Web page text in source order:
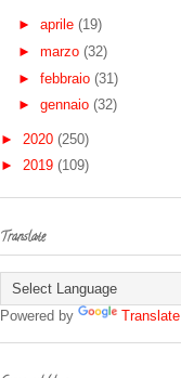
► aprile (19)
► marzo (32)
► febbraio (31)
► gennaio (32)
► 2020 (250)
► 2019 (109)
Translate
Powered by Translate